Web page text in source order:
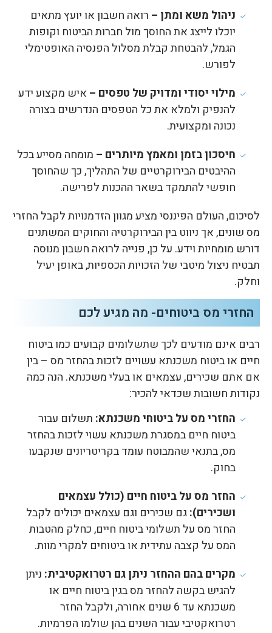
ניהול משא ומתן – רואה חשבון או יועץ מתאים
יוכלו לייצג את החוסך מול חברות הביטוח וקופות
הגמל, להבטחת קבלת מסלול הפנסיה האופטימלי
לפורש.
מילוי יסודי ומדויק של טפסים – איש מקצוע ידע
להנפיק ולמלא את כל הטפסים הנדרשים בצורה
נכונה ומקצועית.
חיסכון בזמן ומאמץ מיותרים – מומחה מסייע בכל
ההיבטים הבירוקרטיים של התהליך, כך שהחוסך
חופשי להתמקד בשאר ההכנות לפרישה.
לסיכום, העולם הפיננסי מציע מגוון הזדמנויות לקבל החזרי
מס שונים, אך ניווט בין הבירוקרטיה והחוקים המשתנים
דורש מומחיות וידע. על כן, פנייה לרואה חשבון מנוסה
תבטיח ניצול מיטבי של הזכויות הכספיות, באופן יעיל
וחלק.
החזרי מס ביטוחים- מה מגיע לכם
רבים אינם מודעים לכך שתשלומים קבועים כמו ביטוח
חיים או ביטוח משכנתא עשויים לזכות בהחזר מס – בין
אם אתם שכירים, עצמאים או בעלי משכנתא. הנה כמה
נקודות חשובות שכדאי להכיר:
החזרי מס על ביטוחי משכנתא: תשלום עבור
ביטוח חיים במסגרת משכנתא עשוי לזכות בהחזר
מס, בתנאי שהמבוטח עומד בקריטריונים שנקבעו
בחוק.
החזר מס על ביטוח חיים (כולל עצמאים
ושכירים):גם שכירים וגם עצמאים יכולים לקבל
החזר מס על תשלומי ביטוח חיים, כחלק מהטבות
המס על קצבה עתידית או ביטוחים למקרי מוות.
מקרים בהם ההחזר ניתן גם רטרואקטיבית: ניתן
להגיש בקשה להחזר מס בגין ביטוח חיים או
משכנתא עד 6 שנים אחורה, ולקבל החזר
רטרואקטיבי עבור השנים בהן שולמו הפרמיות.